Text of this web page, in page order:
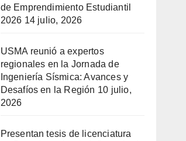
de Emprendimiento Estudiantil
2026 14 julio, 2026
USMA reunió a expertos
regionales en la Jornada de
Ingeniería Sísmica: Avances y
Desafíos en la Región 10 julio,
2026
Presentan tesis de licenciatura